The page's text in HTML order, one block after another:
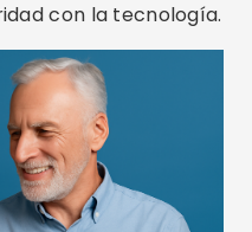
con la tecnología.